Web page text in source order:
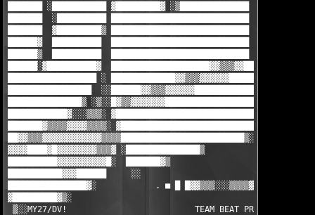
███████ ░███████████ ▓█████████▓ ░▒██████████████
███████  ░██████████ ████████████████████████████
███████  ▓█████████▒ ████████████████████████████
██████▓  ██████████  ████████████████████████████
██████▒  ██████████  ████████████████████████████ ░
██████░▓██████████▓  ████████████████████▓▓▒▒▒▓▓██ ░▒
██████████████████ ░ █████████████▓▓▒▒▒▓▓▓▓▓▓█████░▒░
█████████████████  ░░██████▓▓▒▒▒▓▓▓▓▓▓█████████████░░
███████████████▒ ░▒░░█▓▒▒▓▓▓▓▓▓▓███████████████████▒
████████████▓░░░▒▒▒░ ▓██████████████████████████████     ▓██▓░
███████▓▒▒▒▒▓▓▓▓▒▒▒▒░ ▓█████████████████████████████░
██▓▓▒▒▒▓▓▓▓▓▓▓▓▓▓▓▓▒▒▒▒█████████████████████████▒░
▓▓▓▓████▓█▓▓▓▓▓▓▓▓▒▒▒▓ ░███████████████▒
██████████▓▓▓▓▓▓▓▓▓▓█░  ███████▓▒
███████████▓▓▓██████     ░░
████████████████▓░            . ■ █ █▓▓▒▒▒░░░▒▒▒▒▓▓▓▓█████
▓█████████▓▒░
▒░░MY27/DV!                          TEAM BEAT PRESENTZ